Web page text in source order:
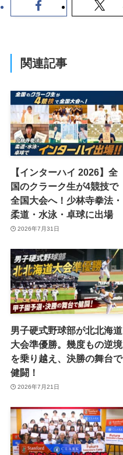
関連記事
【インターハイ 2026】全
国のクラーク生が4競技で
全国大会へ！少林寺拳法・
柔道・水泳・卓球に出場
2026年7月31日
男子硬式野球部が北北海道
大会準優勝。幾度もの逆境
を乗り越え、決勝の舞台で
健闘！
2026年7月21日